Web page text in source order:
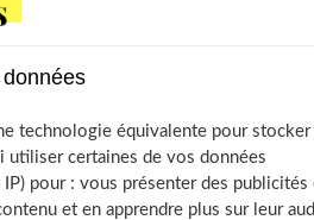
technologie équivalente pour
utiliser certaines de vos données
pour : vous présenter des publicités
et en apprendre plus sur leur